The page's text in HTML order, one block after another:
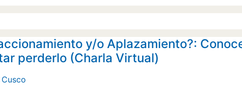
y/o Aplazamiento?:
perderlo (Charla Virtual)